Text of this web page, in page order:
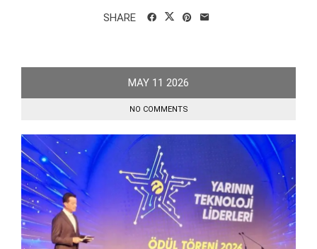
SHARE
MAY 11 2026
NO COMMENTS